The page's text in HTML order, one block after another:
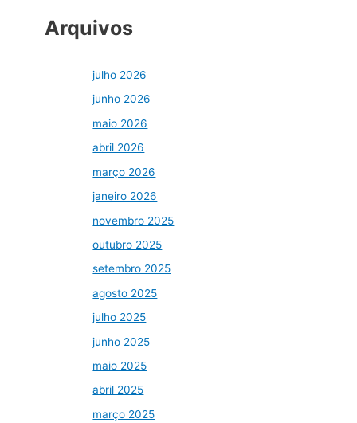
Arquivos
julho 2026
junho 2026
maio 2026
abril 2026
março 2026
janeiro 2026
novembro 2025
outubro 2025
setembro 2025
agosto 2025
julho 2025
junho 2025
maio 2025
abril 2025
março 2025